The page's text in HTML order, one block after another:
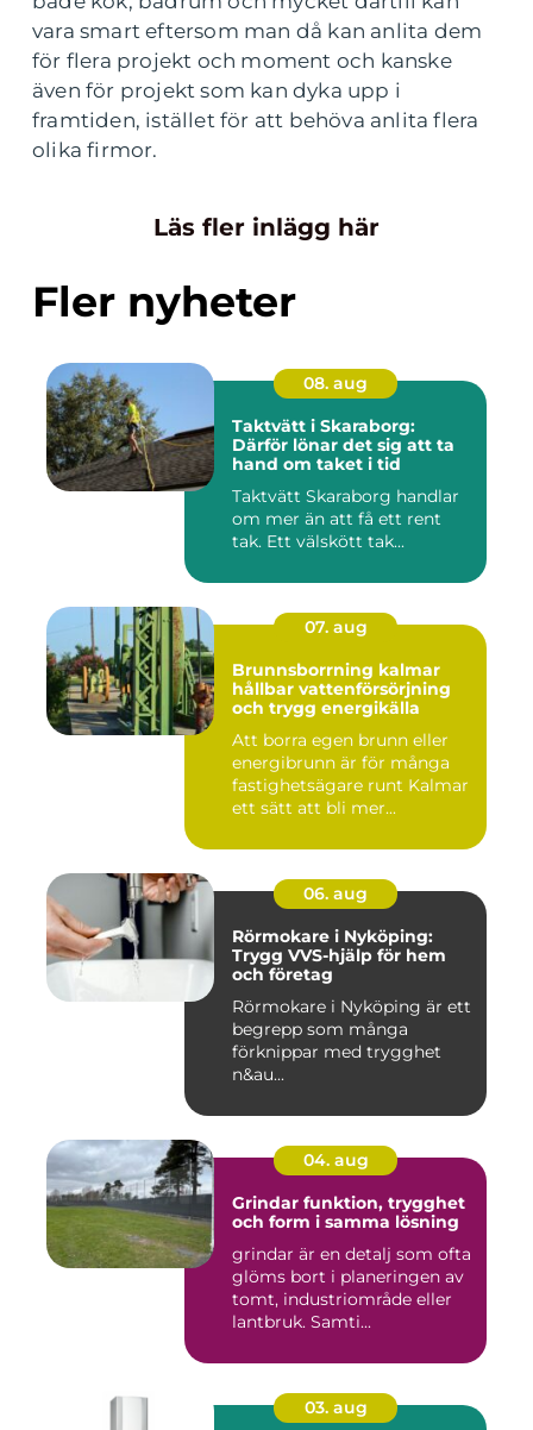
vara smart eftersom man då kan anlita dem
för flera projekt och moment och kanske
även för projekt som kan dyka upp i
framtiden, istället för att behöva anlita flera
olika firmor.
Läs fler inlägg här
Fler nyheter
08. aug
Taktvätt i Skaraborg:
Därför lönar det sig att ta
hand om taket i tid
Taktvätt Skaraborg handlar
om mer än att få ett rent
tak. Ett välskött tak...
07. aug
Brunnsborrning kalmar
hållbar vattenförsörjning
och trygg energikälla
Att borra egen brunn eller
energibrunn är för många
fastighetsägare runt Kalmar
ett sätt att bli mer...
06. aug
Rörmokare i Nyköping:
Trygg VVS-hjälp för hem
och företag
Rörmokare i Nyköping är ett
begrepp som många
förknippar med trygghet
n&au...
04. aug
Grindar funktion, trygghet
och form i samma lösning
grindar är en detalj som ofta
glöms bort i planeringen av
tomt, industriområde eller
lantbruk. Samti...
03. aug